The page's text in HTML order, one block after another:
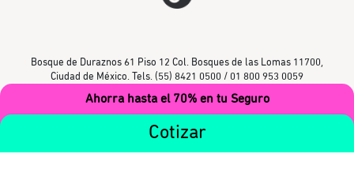
Ahorra hasta el 70% en tu Seguro
Cotizar
Bosque de Duraznos 61 Piso 12 Col. Bosques de las Lomas 11700,
Ciudad de México. Tels. (55) 8421 0500 / 01 800 953 0059